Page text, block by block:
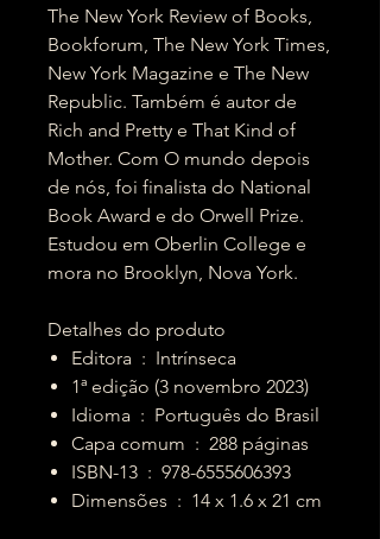
The New York Review of Books,
Bookforum, The New York Times,
New York Magazine e The New
Republic. Também é autor de
Rich and Pretty e That Kind of
Mother. Com O mundo depois
de nós, foi finalista do National
Book Award e do Orwell Prize.
Estudou em Oberlin College e
mora no Brooklyn, Nova York.
Detalhes do produto
Editora ‏ : ‎ Intrínseca
1ª edição (3 novembro 2023)
Idioma ‏ : ‎ Português do Brasil
Capa comum ‏ : ‎ 288 páginas
ISBN-13 ‏ : ‎ 978-6555606393
Dimensões ‏ : ‎ 14 x 1.6 x 21 cm